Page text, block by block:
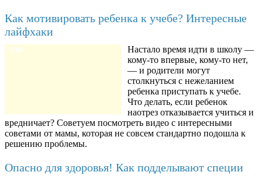
Как мотивировать ребенка к учебе? Интересные
лайфхаки
8780
Настало время идти в школу —
кому-то впервые, кому-то нет,
— и родители могут
столкнуться с нежеланием
ребенка приступать к учебе.
Что делать, если ребенок
наотрез отказывается учиться и
вредничает? Советуем посмотреть видео с интересными
советами от мамы, которая не совсем стандартно подошла к
решению проблемы.
Опасно для здоровья! Как подделывают специи